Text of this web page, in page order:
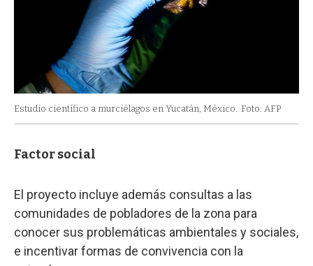
Estudio científico a murciélagos en Yucatán, México. Foto: AFP
Factor social
El proyecto incluye además consultas a las
comunidades de pobladores de la zona para
conocer sus problemáticas ambientales y sociales,
e incentivar formas de convivencia con la